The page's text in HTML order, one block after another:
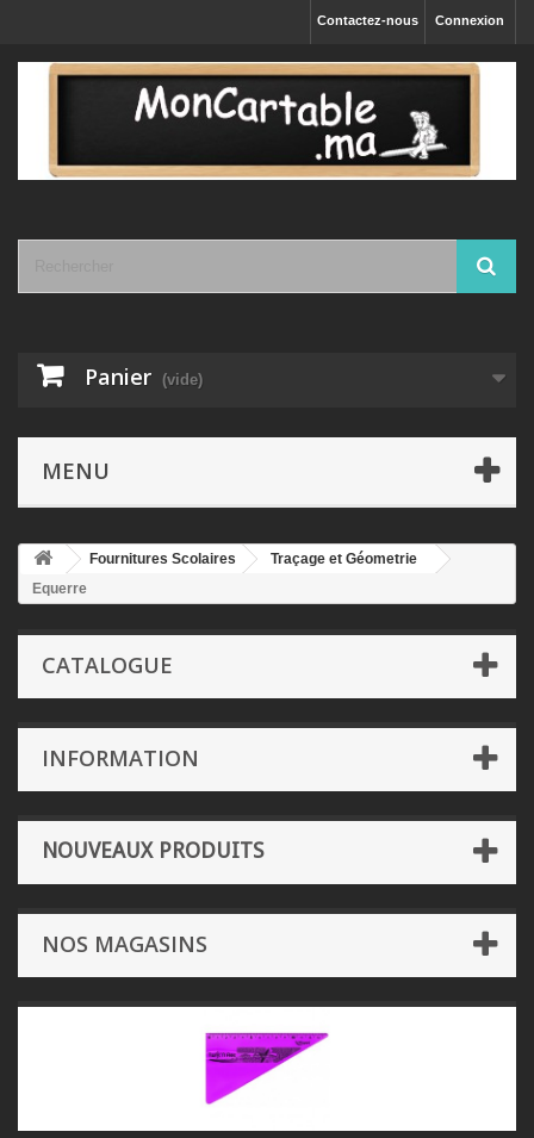
Connexion
Contactez-nous
Panier (vide)
MENU
Fournitures Scolaires
Traçage et Géometrie
Equerre
CATALOGUE
INFORMATION
NOUVEAUX PRODUITS
NOS MAGASINS